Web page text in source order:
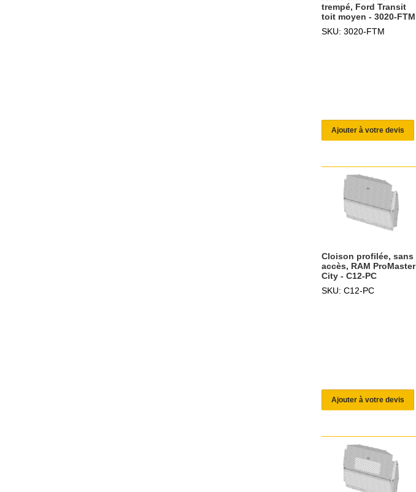
trempé, Ford Transit
toit moyen - 3020-FTM
SKU: 3020-FTM
Ajouter à votre devis
Cloison profilée, sans
accès, RAM ProMaster
City - C12-PC
SKU: C12-PC
Ajouter à votre devis